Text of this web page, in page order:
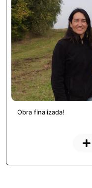
Obra finalizada!